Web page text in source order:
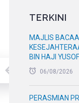
TERKINI
MAJLIS
BIN HAJI
06/08/2026
PERASMIAN